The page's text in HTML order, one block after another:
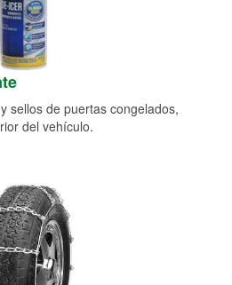
sellos de puertas congelados,
del vehículo.